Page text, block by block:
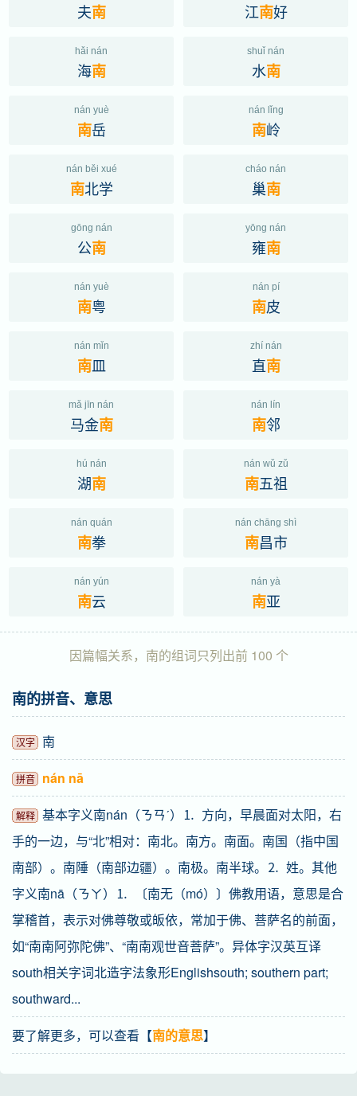
夫南 江南好
hǎi nán
海南
shuǐ nán
水南
nán yuè
南岳
nán lǐng
南岭
nán běi xué
南北学
cháo nán
巢南
gōng nán
公南
yōng nán
雍南
nán yuè
南粤
nán pí
南皮
nán mǐn
南皿
zhí nán
直南
mǎ jīn nán
马金南
nán lín
南邻
hú nán
湖南
nán wǔ zǔ
南五祖
nán quán
南拳
nán chāng shì
南昌市
nán yún
南云
nán yà
南亚
因篇幅关系，南的组词只列出前 100 个
南的拼音、意思
汉字 南
拼音 nán nā
解释 基本字义南nán（ㄋㄢˊ）⒈ 方向，早晨面对太阳，右
手的一边，与“北”相对：南北。南方。南面。南国（指中国
南部）。南陲（南部边疆）。南极。南半球。⒉ 姓。其他
字义南nā（ㄋㄚ）⒈ 〔南无（mó）〕佛教用语，意思是合
掌稽首，表示对佛尊敬或皈依，常加于佛、菩萨名的前面，
如“南南阿弥陀佛”、“南南观世音菩萨”。异体字汉英互译
south相关字词北造字法象形Englishsouth; southern part;
southward...
要了解更多，可以查看【南的意思】